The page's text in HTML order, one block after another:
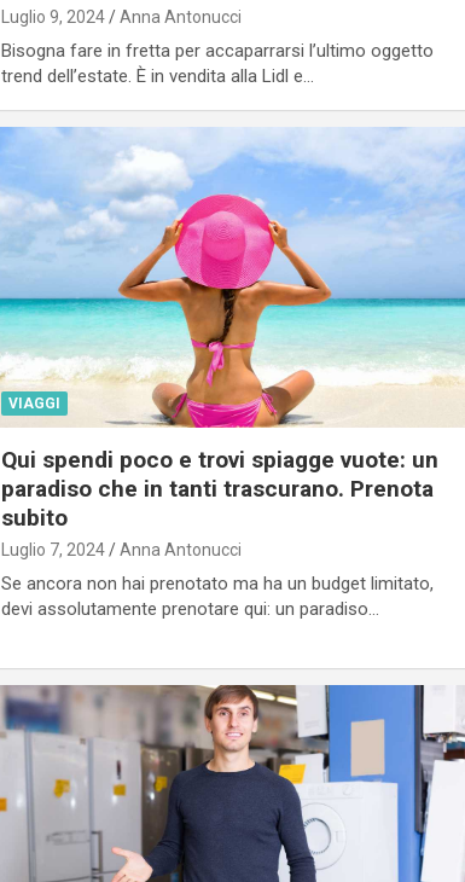
Luglio 9, 2024 Anna Antonucci
Bisogna fare in fretta per accaparrarsi l’ultimo oggetto
trend dell’estate. È in vendita alla Lidl e…
VIAGGI
Qui spendi poco e trovi spiagge vuote: un
paradiso che in tanti trascurano. Prenota
subito
Luglio 7, 2024 Anna Antonucci
Se ancora non hai prenotato ma ha un budget limitato,
devi assolutamente prenotare qui: un paradiso…